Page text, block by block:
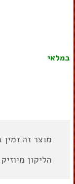
במלאי
מוצר זה
הליקון